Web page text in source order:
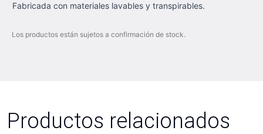
Fabricada con materiales lavables y transpirables.
Los productos están sujetos a confirmación de stock.
Productos relacionados